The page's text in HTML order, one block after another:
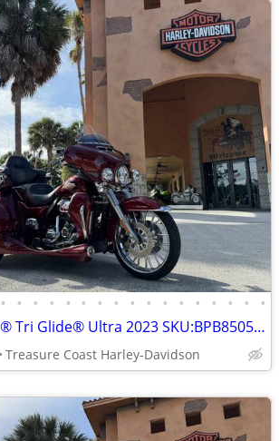
• • • • • • • • • • • • • • • • •
Harley-Davidson® Tri Glide® Ultra 2023 SKU:BPB850560
Treasure Coast Harley-Davidson